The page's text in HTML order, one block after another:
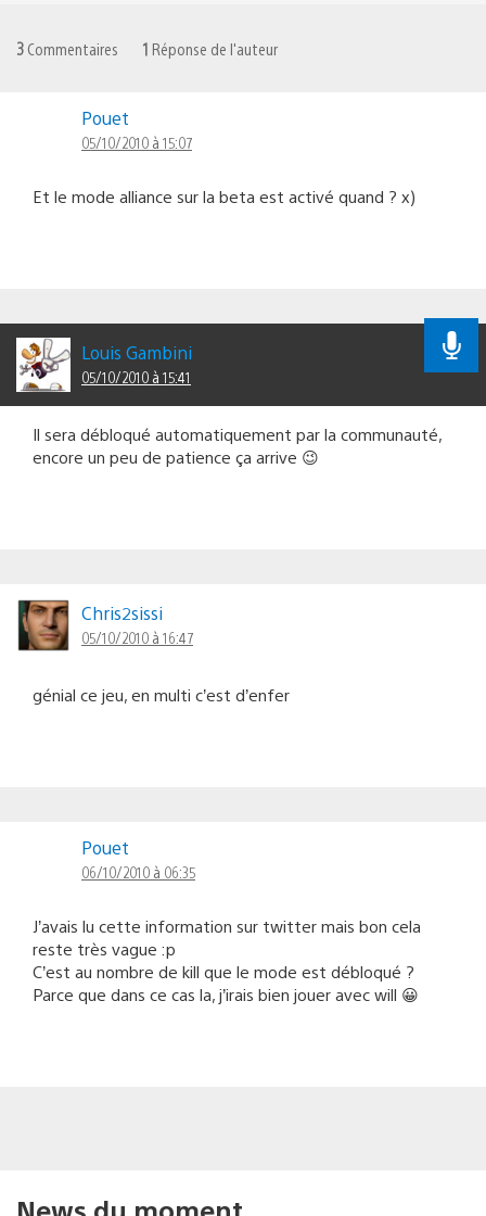
3 Commentaires 1 Réponse de l'auteur
Pouet
05/10/2010 à 15:07
Et le mode alliance sur la beta est activé quand ? x)
Louis Gambini
05/10/2010 à 15:41
Il sera débloqué automatiquement par la communauté,
encore un peu de patience ça arrive 😉
Chris2sissi
05/10/2010 à 16:47
génial ce jeu, en multi c’est d’enfer
Pouet
06/10/2010 à 06:35
J’avais lu cette information sur twitter mais bon cela
reste très vague :p
C’est au nombre de kill que le mode est débloqué ?
Parce que dans ce cas la, j’irais bien jouer avec will 😀